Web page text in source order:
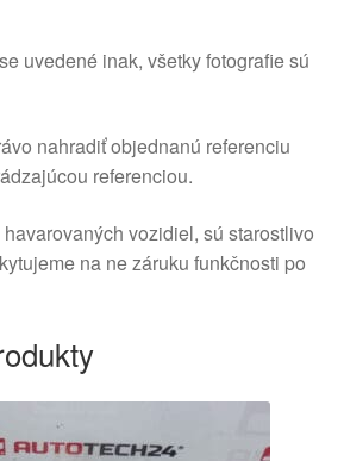
uvedené inak, všetky fotografie sú
nahradiť objednanú referenciu
referenciou.
vozidiel, sú starostlivo
na ne záruku funkčnosti po